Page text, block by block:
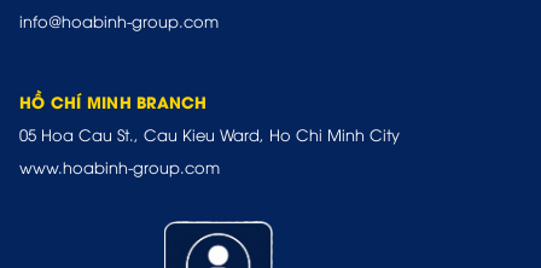
info@hoabinh-group.com
HỒ CHÍ MINH BRANCH
05 Hoa Cau St., Cau Kieu Ward, Ho Chi Minh City
www.hoabinh-group.com